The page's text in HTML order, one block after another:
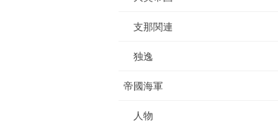
支那関連
独逸
帝國海軍
人物